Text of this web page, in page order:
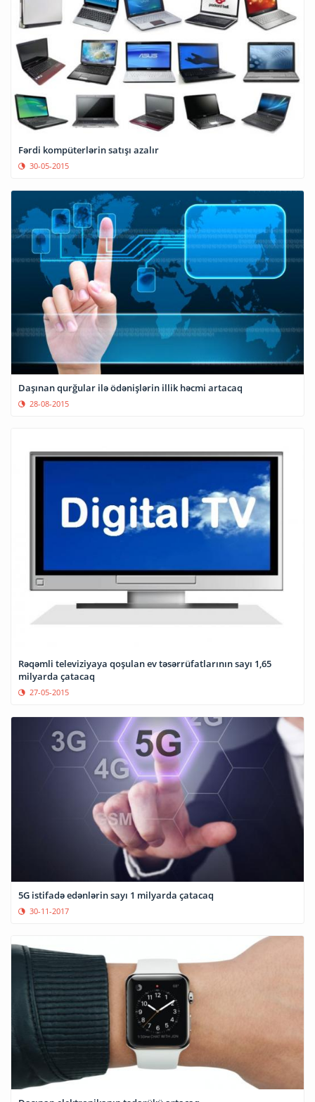
Fərdi kompüterlərin satışı azalır
30-05-2015
Daşınan qurğular ilə ödənişlərin illik həcmi artacaq
28-08-2015
Rəqəmli televiziyaya qoşulan ev təsərrüfatlarının sayı 1,65
milyarda çatacaq
27-05-2015
5G istifadə edənlərin sayı 1 milyarda çatacaq
30-11-2017